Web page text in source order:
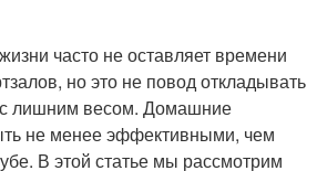
часто не оставляет времени
но это не повод откладывать
лишним весом. Домашние
не менее эффективными, чем
В этой статье мы рассмотрим